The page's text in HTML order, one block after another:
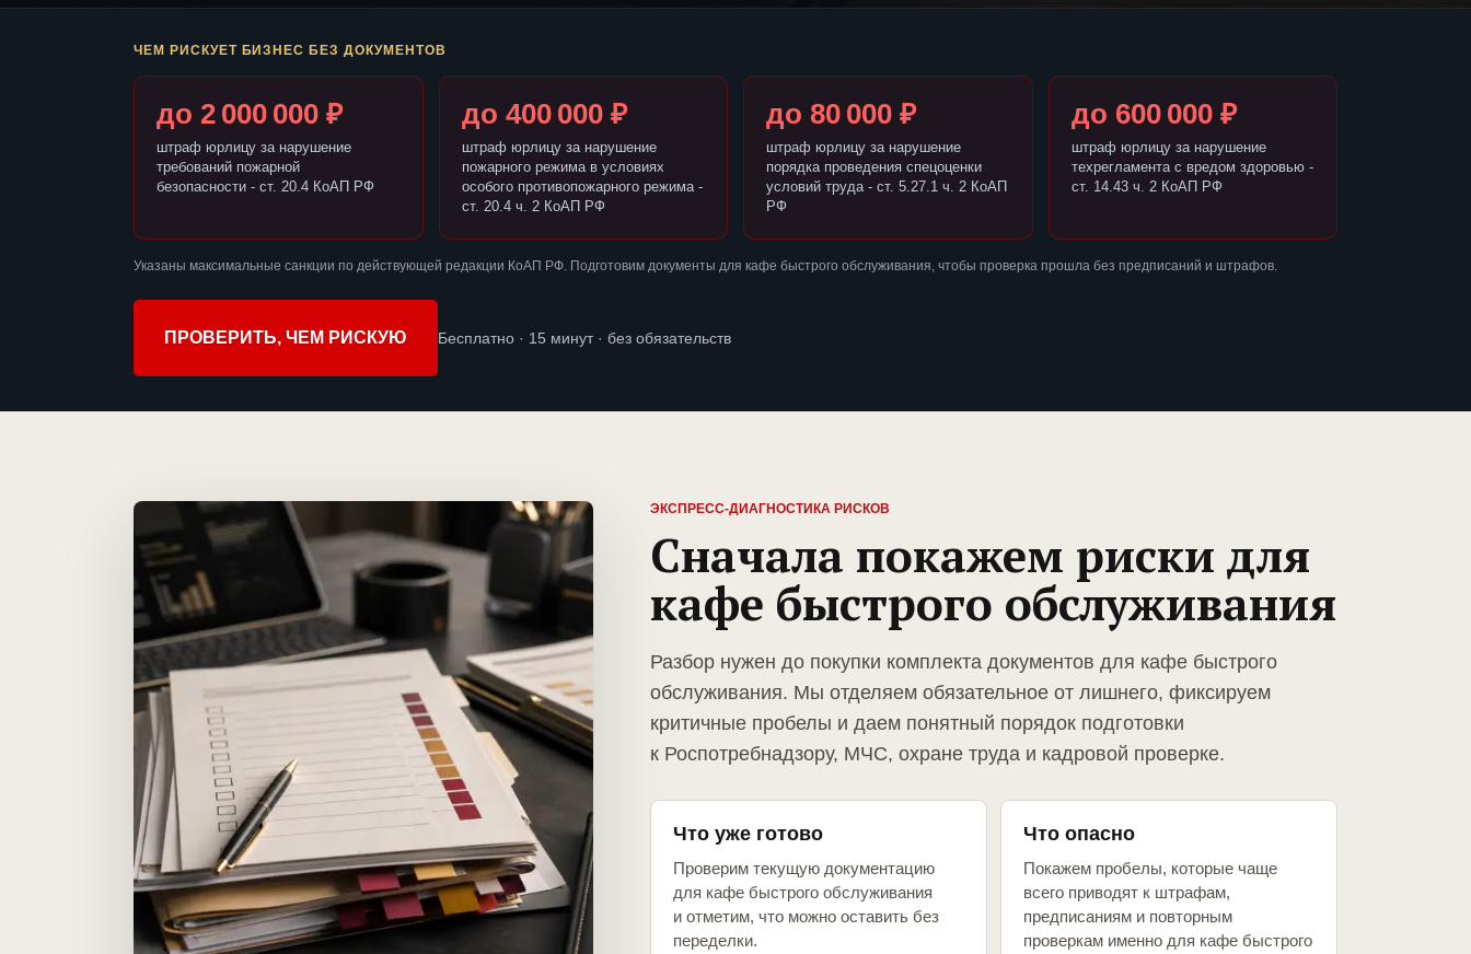
ЧЕМ РИСКУЕТ БИЗНЕС БЕЗ ДОКУМЕНТОВ
до 2 000 000 ₽
штраф юрлицу за нарушение
требований пожарной
безопасности - ст. 20.4 КоАП РФ
до 400 000 ₽
штраф юрлицу за нарушение
пожарного режима в условиях
особого противопожарного режима -
ст. 20.4 ч. 2 КоАП РФ
до 80 000 ₽
штраф юрлицу за нарушение
порядка проведения спецоценки
условий труда - ст. 5.27.1 ч. 2 КоАП
РФ
до 600 000 ₽
штраф юрлицу за нарушение
техрегламента с вредом здоровью -
ст. 14.43 ч. 2 КоАП РФ
Указаны максимальные санкции по действующей редакции КоАП РФ. Подготовим документы для кафе быстрого обслуживания, чтобы проверка прошла без предписаний и штрафов.
ПРОВЕРИТЬ, ЧЕМ РИСКУЮ Бесплатно · 15 минут · без обязательств
ЭКСПРЕСС-ДИАГНОСТИКА РИСКОВ
Сначала покажем риски для
кафе быстрого обслуживания
Разбор нужен до покупки комплекта документов для кафе быстрого
обслуживания. Мы отделяем обязательное от лишнего, фиксируем
критичные пробелы и даем понятный порядок подготовки
к Роспотребнадзору, МЧС, охране труда и кадровой проверке.
Что уже готово
Проверим текущую документацию
для кафе быстрого обслуживания
и отметим, что можно оставить без
переделки.
Что опасно
Покажем пробелы, которые чаще
всего приводят к штрафам,
предписаниям и повторным
проверкам именно для кафе быстрого